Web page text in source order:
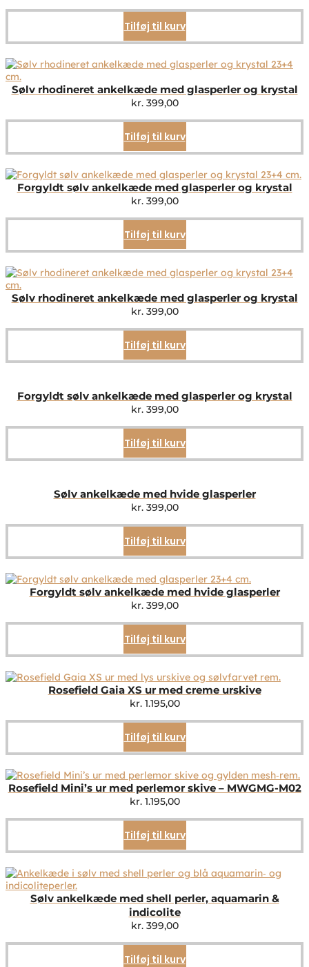
Tilføj til kurv
Sølv rhodineret ankelkæde med glasperler og krystal
kr.399,00
Tilføj til kurv
Forgyldt sølv ankelkæde med glasperler og krystal
kr.399,00
Tilføj til kurv
Sølv rhodineret ankelkæde med glasperler og krystal
kr.399,00
Tilføj til kurv
Forgyldt sølv ankelkæde med glasperler og krystal
kr.399,00
Tilføj til kurv
Sølv ankelkæde med hvide glasperler
kr.399,00
Tilføj til kurv
Forgyldt sølv ankelkæde med hvide glasperler
kr.399,00
Tilføj til kurv
Rosefield Gaia XS ur med creme urskive
kr.1.195,00
Tilføj til kurv
Rosefield Mini’s ur med perlemor skive – MWGMG-M02
kr.1.195,00
Tilføj til kurv
Sølv ankelkæde med shell perler, aquamarin &
indicolite
kr.399,00
Tilføj til kurv